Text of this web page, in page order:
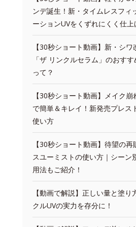
ンデ誕生！新・タイムレスフィ
ーションUVをくずれにくく仕上
【30秒ショート動画】新・シワ
「ザ リンクルセラム」のおす
って？
【30秒ショート動画】メイク崩
で簡単＆キレイ！新発売プレス
使い方
【30秒ショート動画】待望の
スユーミストの使い方｜シーン
用法もご紹介！
【動画で解説】正しい量と塗り
クルUVの実力を存分に！